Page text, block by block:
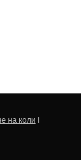
на коли I